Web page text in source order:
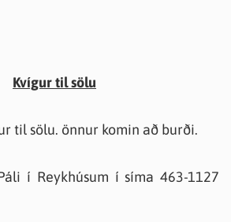
Kvígur til sölu
til sölu. önnur komin að burði.
í Reykhúsum í síma 463-1127